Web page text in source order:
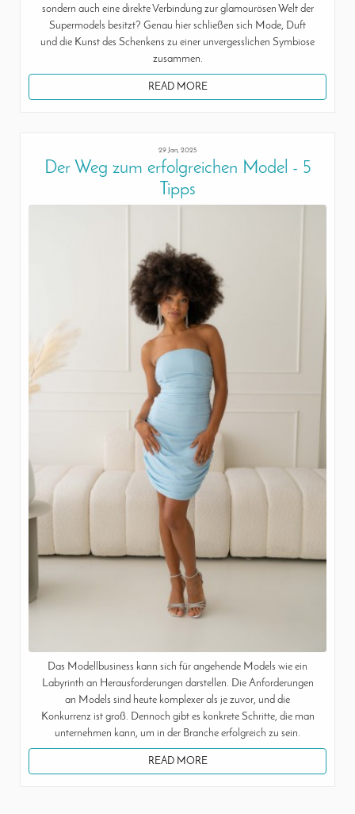
sondern auch eine direkte Verbindung zur glamourösen Welt der
Supermodels besitzt? Genau hier schließen sich Mode, Duft
und die Kunst des Schenkens zu einer unvergesslichen Symbiose
zusammen.
READ MORE
29 Jan, 2025
Der Weg zum erfolgreichen Model - 5
Tipps
Das Modellbusiness kann sich für angehende Models wie ein
Labyrinth an Herausforderungen darstellen. Die Anforderungen
an Models sind heute komplexer als je zuvor, und die
Konkurrenz ist groß. Dennoch gibt es konkrete Schritte, die man
unternehmen kann, um in der Branche erfolgreich zu sein.
READ MORE